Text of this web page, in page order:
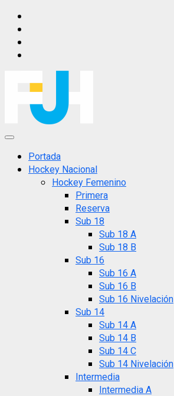
Saltar
contenido
Menú
principalPortada
Hockey Nacional
Hockey Femenino
Primera
Reserva
Sub 18
Sub 18 A
Sub 18 B
Sub 16
Sub 16 A
Sub 16 B
Sub 16 Nivelación
Sub 14
Sub 14 A
Sub 14 B
Sub 14 C
Sub 14 Nivelación
Intermedia
Intermedia A